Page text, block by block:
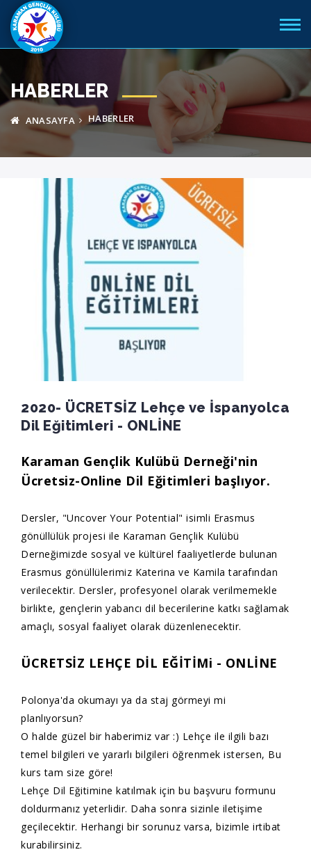
HABERLER
ANASAYFA HABERLER
2020- ÜCRETSİZ Lehçe ve İspanyolca
Dil Eğitimleri - ONLİNE
Karaman Gençlik Kulübü Derneği'nin
Ücretsiz-Online Dil Eğitimleri başlıyor.
Dersler, "Uncover Your Potential" isimli Erasmus
gönüllülük projesi ile Karaman Gençlik Kulübü
Derneğimizde sosyal ve kültürel faaliyetlerde bulunan
Erasmus gönüllülerimiz Katerina ve Kamila tarafından
verilecektir. Dersler, profesyonel olarak verilmemekle
birlikte, gençlerin yabancı dil becerilerine katkı sağlamak
amaçlı, sosyal faaliyet olarak düzenlenecektir.
ÜCRETSİZ LEHÇE DİL EĞİTİMi - ONLİNE
Polonya'da okumayı ya da staj görmeyi mi
planlıyorsun?
O halde güzel bir haberimiz var :) Lehçe ile ilgili bazı
temel bilgileri ve yararlı bilgileri öğrenmek istersen, Bu
kurs tam size göre!
Lehçe Dil Eğitimine katılmak için bu başvuru formunu
doldurmanız yeterlidir. Daha sonra sizinle iletişime
geçilecektir. Herhangi bir sorunuz varsa, bizimle irtibat
kurabilirsiniz.